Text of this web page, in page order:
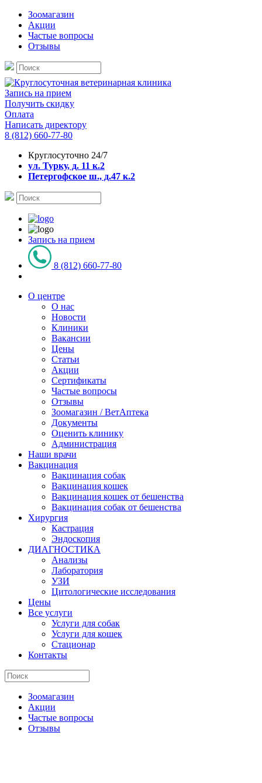
Зоомагазин
Акции
Частые вопросы
Отзывы
Запись на прием
Получить скидку
Оплата
Написать директору
8 (812) 660-77-80
Круглосуточно 24/7
ул. Турку, д. 11 к.2
Петергофское ш., д.47 к.2
Запись на прием
8 (812) 660-77-80
О центре
О нас
Новости
Клиники
Вакансии
Цены
Статьи
Акции
Сертификаты
Частые вопросы
Отзывы
Зоомагазин / ВетАптека
Документы
Оценить клинику
Администрация
Наши врачи
Вакцинация
Вакцинация собак
Вакцинация кошек
Вакцинация кошек от бешенства
Вакцинация собак от бешенства
Хирургия
Кастрация
Эндоскопия
ДИАГНОСТИКА
Анализы
Лаборатория
УЗИ
Цитологические исследования
Цены
Все услуги
Услуги для собак
Услуги для кошек
Стационар
Контакты
Зоомагазин
Акции
Частые вопросы
Отзывы